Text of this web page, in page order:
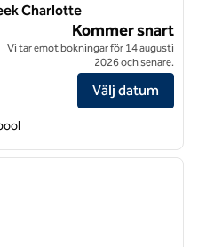
Charlotte
Charlotte
Inn Steele Creek Charlotte
Kommer snart
Vi tar emot bokningar för 14 augusti
2026 och senare.
Välj datum
nästa